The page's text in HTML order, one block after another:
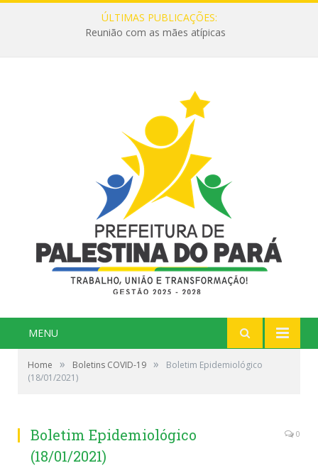
ÚLTIMAS PUBLICAÇÕES:
Reunião com as mães atípicas
MENU
Home » Boletins COVID-19 »
Boletim Epidemiológico
(18/01/2021)
Boletim Epidemiológico
(18/01/2021)
0